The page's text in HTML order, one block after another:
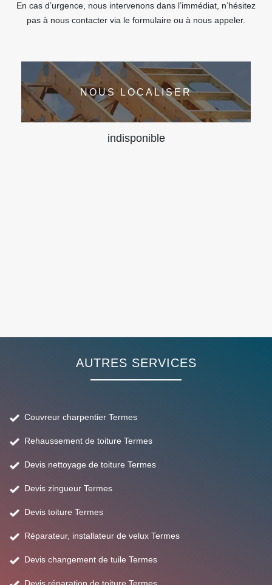
En cas d’urgence, nous intervenons dans l’immédiat, n’hésitez
pas à nous contacter via le formulaire ou à nous appeler.
NOUS LOCALISER
indisponible
AUTRES SERVICES
Couvreur charpentier Termes
Rehaussement de toiture Termes
Devis nettoyage de toiture Termes
Devis zingueur Termes
Devis toiture Termes
Réparateur, installateur de velux Termes
Devis changement de tuile Termes